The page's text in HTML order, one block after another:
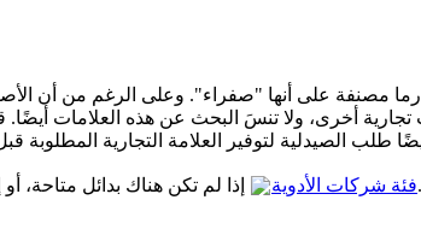
مصنفة على أنها "صفراء". وعلى الرغم من أن
أخرى، ولا تنسَ البحث عن هذه العلامات أيضًا.
طلب الصيدلية لتوفير العلامة التجارية
فئة شركات الأدوية.